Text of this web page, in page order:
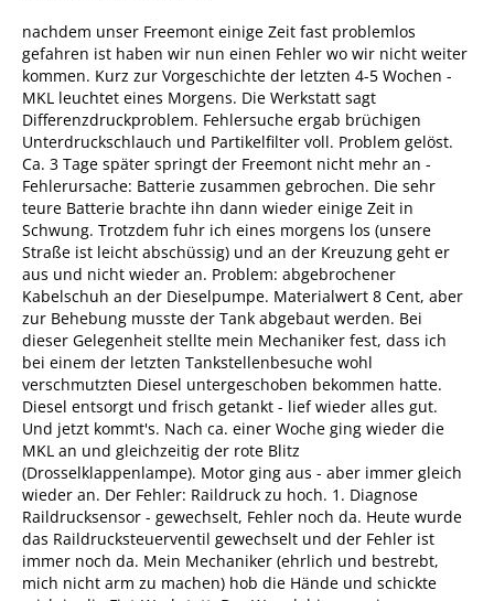
nachdem unser Freemont einige Zeit fast problemlos
gefahren ist haben wir nun einen Fehler wo wir nicht weiter
kommen. Kurz zur Vorgeschichte der letzten 4-5 Wochen -
MKL leuchtet eines Morgens. Die Werkstatt sagt
Differenzdruckproblem. Fehlersuche ergab brüchigen
Unterdruckschlauch und Partikelfilter voll. Problem gelöst.
Ca. 3 Tage später springt der Freemont nicht mehr an -
Fehlerursache: Batterie zusammen gebrochen. Die sehr
teure Batterie brachte ihn dann wieder einige Zeit in
Schwung. Trotzdem fuhr ich eines morgens los (unsere
Straße ist leicht abschüssig) und an der Kreuzung geht er
aus und nicht wieder an. Problem: abgebrochener
Kabelschuh an der Dieselpumpe. Materialwert 8 Cent, aber
zur Behebung musste der Tank abgebaut werden. Bei
dieser Gelegenheit stellte mein Mechaniker fest, dass ich
bei einem der letzten Tankstellenbesuche wohl
verschmutzten Diesel untergeschoben bekommen hatte.
Diesel entsorgt und frisch getankt - lief wieder alles gut.
Und jetzt kommt's. Nach ca. einer Woche ging wieder die
MKL an und gleichzeitig der rote Blitz
(Drosselklappenlampe). Motor ging aus - aber immer gleich
wieder an. Der Fehler: Raildruck zu hoch. 1. Diagnose
Raildrucksensor - gewechselt, Fehler noch da. Heute wurde
das Raildrucksteuerventil gewechselt und der Fehler ist
immer noch da. Mein Mechaniker (ehrlich und bestrebt,
mich nicht arm zu machen) hob die Hände und schickte